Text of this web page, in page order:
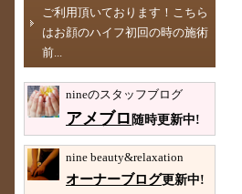
ご利用頂いております！こちら
はお顔のハイフ初回の時の施術
前...
nineのスタッフブログ
アメブロ 随時更新中!
nine beauty&relaxation
オーナーブログ更新中!